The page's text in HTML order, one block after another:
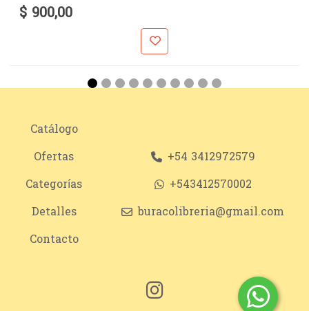
$ 900,00
Catálogo
Ofertas
Categorías
Detalles
Contacto
+54 3412972579
+543412570002
buracolibreria@gmail.com